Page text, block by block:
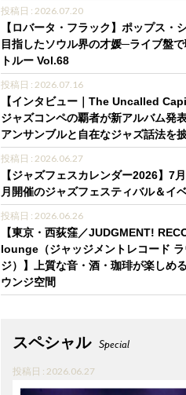
投稿日 : 2026.07.20
【ロバータ・フラック】ポップス・
目指したソウル界の才媛─ライブ盤
トルー Vol.68
投稿日 : 2026.07.16
【インタビュー｜The Uncalled
ジャズコンペの覇者が新アルバム発
アンサンブルと自在なジャズ話法を
投稿日 : 2026.06.27
【ジャズフェスカレンダー2026】7
月開催のジャズフェスティバル＆イ
投稿日 : 2026.06.26
【東京・西荻窪／JUDGMENT!
lounge（ジャッジメントレコード
ジ）】上質な音・酒・珈琲が楽しめ
ウンジ空間
スペシャル Special
投稿日 : 2026.06.27